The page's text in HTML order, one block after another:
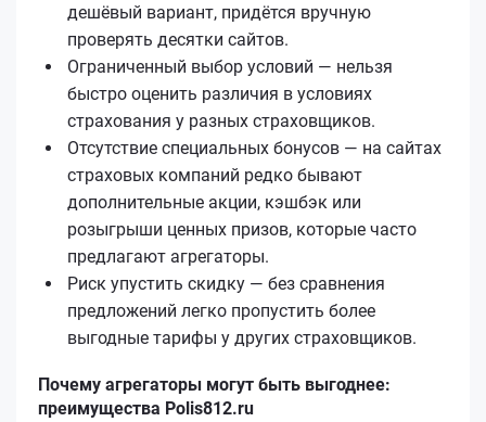
дешёвый вариант, придётся вручную
проверять десятки сайтов.
Ограниченный выбор условий — нельзя
быстро оценить различия в условиях
страхования у разных страховщиков.
Отсутствие специальных бонусов — на сайтах
страховых компаний редко бывают
дополнительные акции, кэшбэк или
розыгрыши ценных призов, которые часто
предлагают агрегаторы.
Риск упустить скидку — без сравнения
предложений легко пропустить более
выгодные тарифы у других страховщиков.
Почему агрегаторы могут быть выгоднее:
преимущества Polis812.ru